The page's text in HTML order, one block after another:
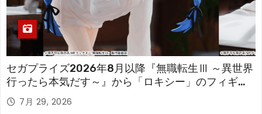
セガプライズ2026年8月以降『無職転生Ⅲ ～異世界
行ったら本気だす～』から「ロキシー」のフィギュ
アが登場！
7月 29, 2026